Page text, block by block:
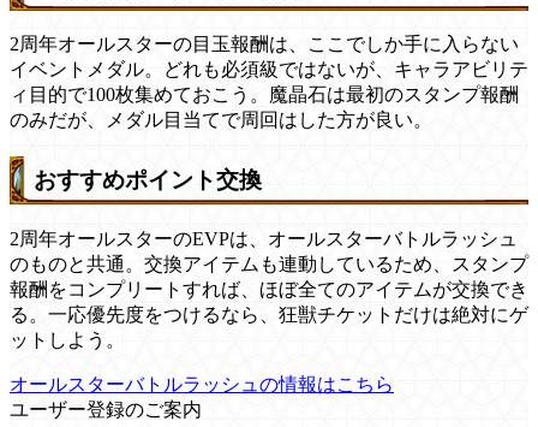
2周年オールスターの目玉報酬は、ここでしか手に入らない
イベントメダル。どれも必須級ではないが、キャラアビリテ
ィ目的で100枚集めておこう。魔晶石は最初のスタンプ報酬
のみだが、メダル目当てで周回はした方が良い。
おすすめポイント交換
2周年オールスターのEVPは、オールスターバトルラッシュ
のものと共通。交換アイテムも連動しているため、スタンプ
報酬をコンプリートすれば、ほぼ全てのアイテムが交換でき
る。一応優先度をつけるなら、狂獣チケットだけは絶対にゲ
ットしよう。
オールスターバトルラッシュの情報はこちら
ユーザー登録のご案内